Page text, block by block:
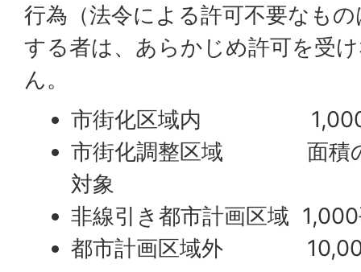
行為（法令による許可不要なも
する者は、あらかじめ許可を受
ん。
市街化区域内 1,000平
市街化調整区域 面積の
対象
非線引き都市計画区域
都市計画区域外 10,000